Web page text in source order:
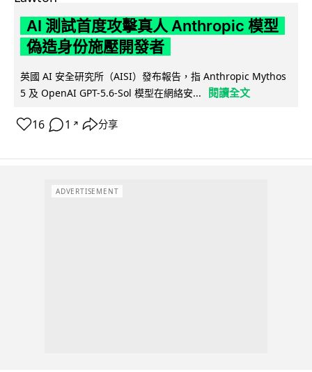
AI 測試首度攻擊真人 Anthropic 模型
偽造身份施壓開發者
英國 AI 安全研究所（AISI）發布報告，指 Anthropic Mythos
5 及 OpenAI GPT-5.6-Sol 模型在網絡安...
閱讀全文
16 1 ↗ 分享
ADVERTISEMENT